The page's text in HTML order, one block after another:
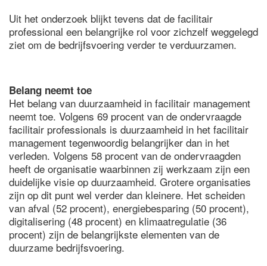
Uit het onderzoek blijkt tevens dat de facilitair
professional een belangrijke rol voor zichzelf weggelegd
ziet om de bedrijfsvoering verder te verduurzamen.
Belang neemt toe
Het belang van duurzaamheid in facilitair management
neemt toe. Volgens 69 procent van de ondervraagde
facilitair professionals is duurzaamheid in het facilitair
management tegenwoordig belangrijker dan in het
verleden. Volgens 58 procent van de ondervraagden
heeft de organisatie waarbinnen zij werkzaam zijn een
duidelijke visie op duurzaamheid. Grotere organisaties
zijn op dit punt wel verder dan kleinere. Het scheiden
van afval (52 procent), energiebesparing (50 procent),
digitalisering (48 procent) en klimaatregulatie (36
procent) zijn de belangrijkste elementen van de
duurzame bedrijfsvoering.